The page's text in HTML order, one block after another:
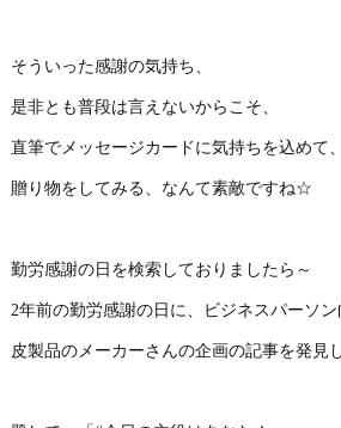
そういった感謝の気持ち、
是非とも普段は言えないからこそ、
直筆でメッセージカードに気持ちを込めて、
贈り物をしてみる、なんて素敵ですね☆
勤労感謝の日を検索しておりましたら～
2年前の勤労感謝の日に、ビジネスパーソ
皮製品のメーカーさんの企画の記事を発見